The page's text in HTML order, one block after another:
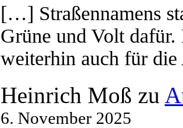
[…] Straßennamens
Grüne und Volt
weiterhin auch für
Heinrich Moß zu
6. November 2025